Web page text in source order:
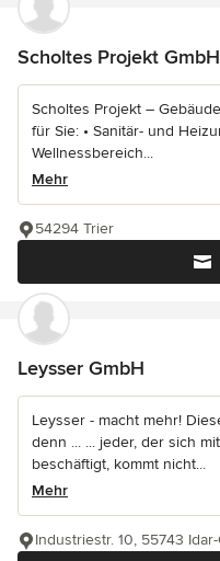
Scholtes Projekt GmbH
Scholtes Projekt –
für Sie: • Sanitär- und
Wellnessbereich...
Mehr
54294 Trier
Leysser GmbH
Leysser - macht mehr!
denn ... ... jeder, der sich
beschäftigt, kommt nicht...
Mehr
Industriestr. 10, 55743